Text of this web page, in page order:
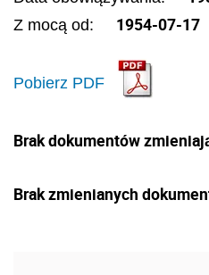
Z mocą od: 1954-07-17
Pobierz PDF
Brak dokumentów
Brak zmienianych